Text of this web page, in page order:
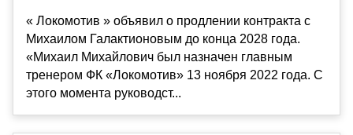
« Локомотив » объявил о продлении контракта с
Михаилом Галактионовым до конца 2028 года.
«Михаил Михайлович был назначен главным
тренером ФК «Локомотив» 13 ноября 2022 года. С
этого момента руководст...